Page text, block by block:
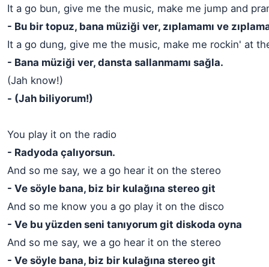
It a go bun, give me the music, make me jump and
- Bu bir topuz, bana müziği ver, zıplamamı ve
It a go dung, give me the music, make me rockin' at
- Bana müziği ver, dansta sallanmamı sağla.
(Jah know!)
- (Jah biliyorum!)
You play it on the radio
- Radyoda çalıyorsun.
And so me say, we a go hear it on the stereo
- Ve söyle bana, biz bir kulağına stereo git
And so me know you a go play it on the disco
- Ve bu yüzden seni tanıyorum git diskoda oyna
And so me say, we a go hear it on the stereo
- Ve söyle bana, biz bir kulağına stereo git